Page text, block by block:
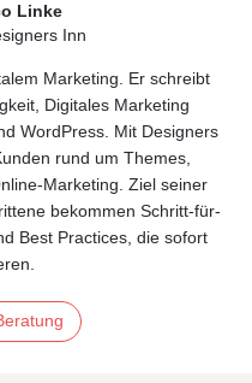
Linke
Inn
Marketing. Er schreibt
, Digitales Marketing
WordPress. Mit Designers
rund um Themes,
Ziel seiner
bekommen Schritt-für-
Best Practices, die sofort